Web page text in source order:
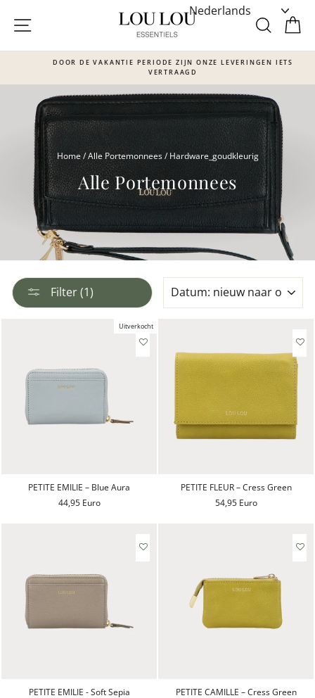
content
SITE NAVIGATIE
missing:
nl.sections.slideshow.pause_slideshow
DOOR DE VAKANTIE PERIODE ZIJN ONZE LEVERINGEN IETS
VERTRAAGD
Home / Alle Portemonnees /Hardware_goudkleurig
Alle Portemonnees
Filter (1)
Uitverkocht
PETITE EMILIE – Blue Aura
44,95 Euro
PETITE FLEUR – Cress Green
54,95 Euro
PETITE EMILIE - Soft Sepia
PETITE CAMILLE – Cress Green